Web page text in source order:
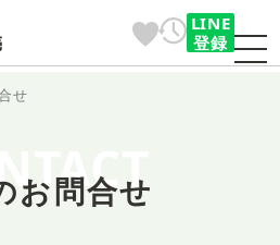
LINE
登録
せ
お問合せ